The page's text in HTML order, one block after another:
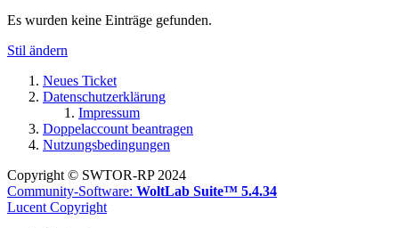
Es wurden keine Einträge gefunden.
Stil ändern
Neues Ticket
Datenschutzerklärung
Impressum
Doppelaccount beantragen
Nutzungsbedingungen
Copyright © SWTOR-RP 2024
Community-Software: WoltLab Suite™ 5.4.34
Lucent Copyright